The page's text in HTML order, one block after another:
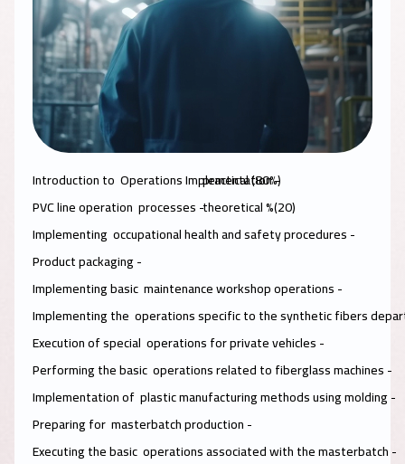
- Introduction to Operations Implementation
- PVC line operation processes
- Implementing occupational health and safety procedures
- Product packaging
- Implementing basic maintenance workshop operations
- Execution of special operations for private vehicles
- Performing the basic operations related to fiberglass machines
- Implementation of plastic manufacturing methods using molding
- Preparing for masterbatch production
- Executing the basic operations associated with the masterbatch
(80%) practical
(20)% theoretical